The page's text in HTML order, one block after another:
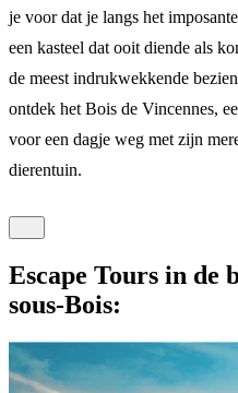
je voor dat je langs het
een kasteel dat ooit diende als
de meest indrukwekkende
ontdek het Bois de Vincennes,
voor een dagje weg met zijn
dierentuin.
Escape Tours in de
sous-Bois: